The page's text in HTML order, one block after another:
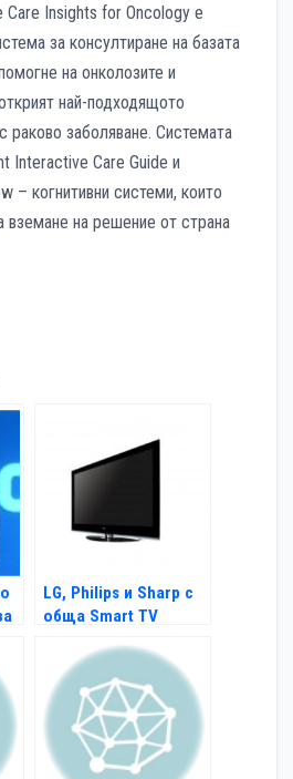
Insights for Oncology е
за консултиране на базата
на онколозите и
най-подходящото
раково заболяване. Системата
Interactive Care Guide и
– когнитивни системи, които
вземане на решение от страна
LG, Philips и Sharp с
обща Smart TV